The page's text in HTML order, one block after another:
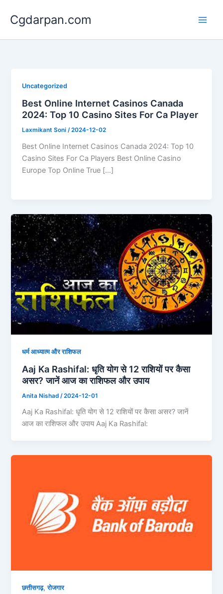
content
Cgdarpan.com
Uncategorized
Best Online Internet Casinos Canada
2024: Top 10 Casino Sites For Ca Player
Laxmikant Soni/2024-12-02
Best Online Internet Casinos Canada 2024: Top 10
Casino Sites For Ca Players Best Online Casino
Europe Top Online True […]
धर्म आध्यात्म और राशिफल
Aaj Ka Rashifal: धृति योग से 12 राशियों पर कैसा
असर? जानें आज का राशिफल और उपाय
Anita Nishad /2024-12-01
Aaj Ka Rashifal: धृति योग से 12 राशियों पर कैसा असर? जानें
आज का राशिफल और उपाय Aaj Ka Rashifal:
छत्तीसगढ़,रोजगार